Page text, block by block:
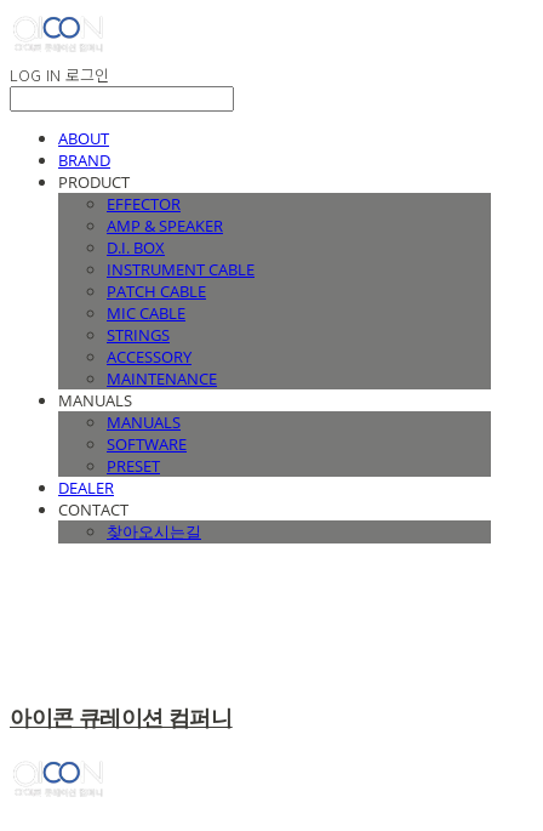
LOG IN 로그인
ABOUT
BRAND
PRODUCT
EFFECTOR
AMP & SPEAKER
D.I. BOX
INSTRUMENT CABLE
PATCH CABLE
MIC CABLE
STRINGS
ACCESSORY
MAINTENANCE
MANUALS
MANUALS
SOFTWARE
PRESET
DEALER
CONTACT
찾아오시는길
아이콘 큐레이션 컴퍼니